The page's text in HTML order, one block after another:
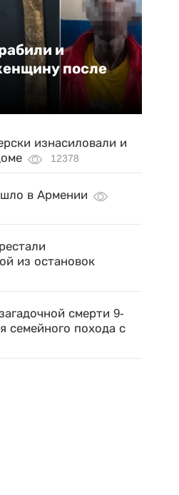
и
после
изнасиловали и
12378
в Армении
из остановок
смерти 9-
семейного похода с